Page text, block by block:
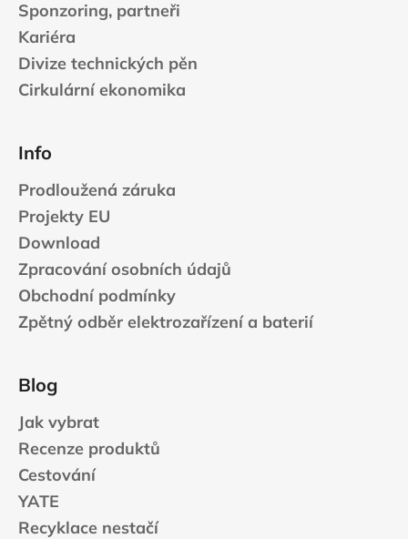
Sponzoring, partneři
Kariéra
Divize technických pěn
Cirkulární ekonomika
Info
Prodloužená záruka
Projekty EU
Download
Zpracování osobních údajů
Obchodní podmínky
Zpětný odběr elektrozařízení a baterií
Blog
Jak vybrat
Recenze produktů
Cestování
YATE
Recyklace nestačí